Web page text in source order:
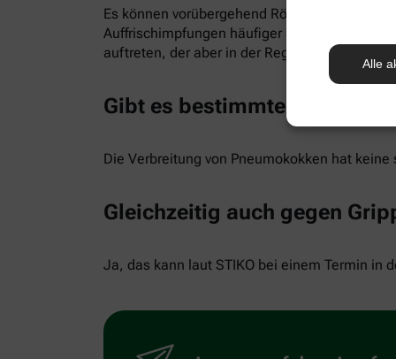
Alle
Es können vorübergehend Rötungen,
Auffrischimpfungen häufiger auf als nach der
auftreten, der aber in der Regel ohne Folgen
Gibt es bestimmte
Die Verbreitung von Pneumokokken hat
Gleichzeitig auch gegen
Ja, das kann laut STIKO bei einem Termin in